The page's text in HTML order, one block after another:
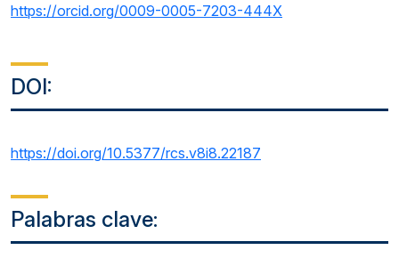
https://orcid.org/0009-0005-7203-444X
DOI:
https://doi.org/10.5377/rcs.v8i8.22187
Palabras clave: